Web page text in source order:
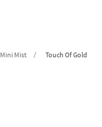
Mini Mist Touch Of Gold